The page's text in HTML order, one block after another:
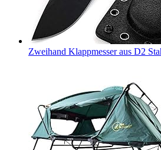
Zweihand Klappmesser aus D2